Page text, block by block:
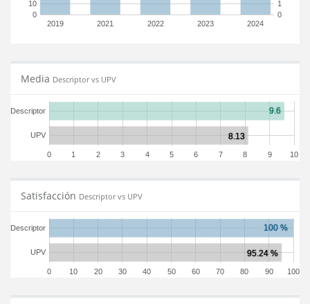
2019 2021 2022 2023 2024
0
10
0
1
Media Descriptor vs UPV
0 1 2 3 4 5 6 7 8 9 10
UPV
Descriptor
Satisfacción Descriptor vs UPV
0 10 20 30 40 50 60 70 80 90 100
UPV
Descriptor